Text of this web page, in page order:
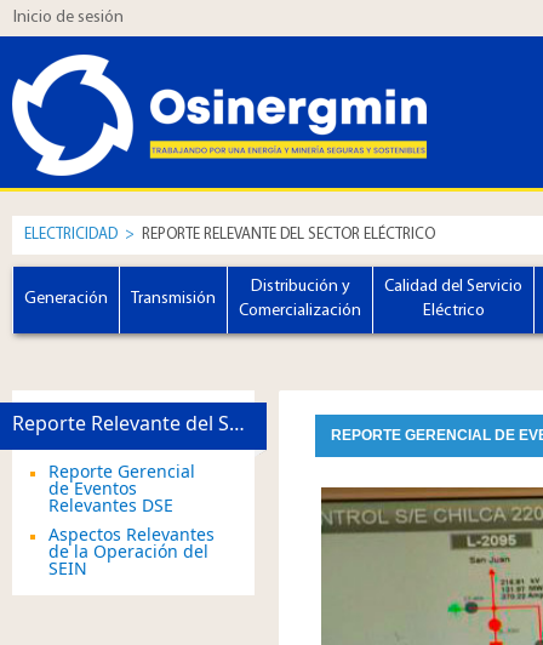
Inicio de sesión
ELECTRICIDAD > REPORTE RELEVANTE DEL SECTOR ELÉCTRICO
Generación Transmisión
Distribución y
Comercialización
Calidad del Servicio
Eléctrico
Reporte Gerencial
de Eventos
Relevantes DSE
Aspectos Relevantes
de la Operación del
SEIN
Reporte Relevante del Sector Eléctrico REPORTE GERENCIAL DE